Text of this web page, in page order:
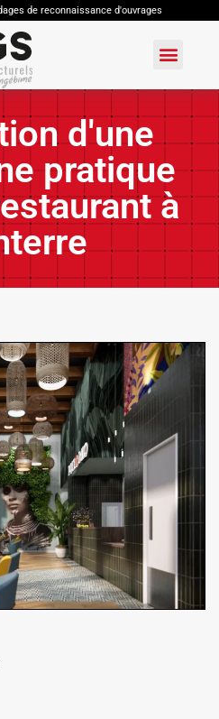
de reconnaissance d'ouvrages
d'une
pratique
à